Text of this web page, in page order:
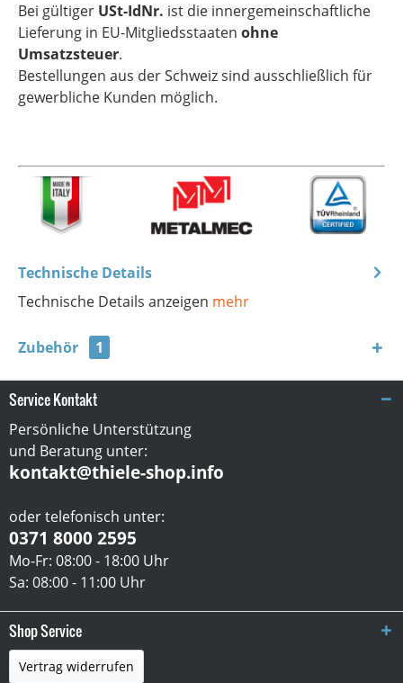
Bei gültiger USt-IdNr. ist die innergemeinschaftliche
Lieferung in EU-Mitgliedsstaaten ohne
Umsatzsteuer.
Bestellungen aus der Schweiz sind ausschließlich für
gewerbliche Kunden möglich.
Technische Details
Technische Details anzeigen mehr
Zubehör 1
Service Kontakt
Persönliche Unterstützung
und Beratung unter:
kontakt@thiele-shop.info
oder telefonisch unter:
0371 8000 2595
Mo-Fr: 08:00 - 18:00 Uhr
Sa: 08:00 - 11:00 Uhr
Shop Service
Vertrag widerrufen